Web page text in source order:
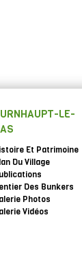
LE-
Et Patrimoine
Du Village
Des Bunkers
Photos
Vidéos